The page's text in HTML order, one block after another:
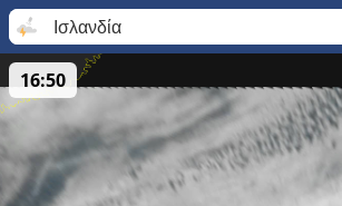
Ισλανδία
16:50